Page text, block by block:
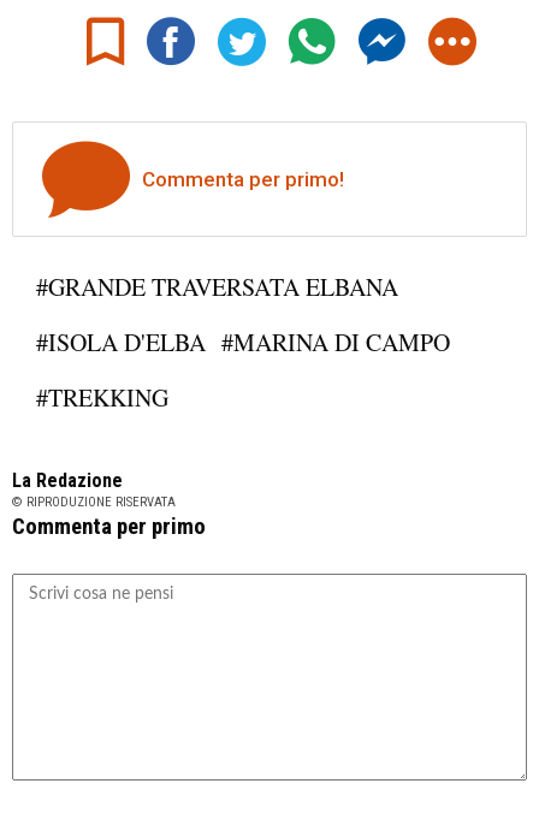
Commenta per primo!
#GRANDE TRAVERSATA ELBANA
#ISOLA D'ELBA #MARINA DI CAMPO
#TREKKING
La Redazione
© RIPRODUZIONE RISERVATA
Commenta per primo